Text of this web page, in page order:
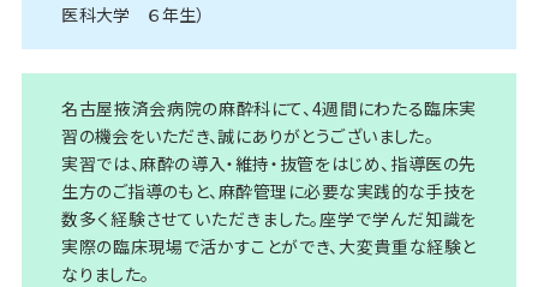
医科大学 ６年生）
名古屋掖済会病院の麻酔科にて、4週間にわたる臨床実
習の機会をいただき、誠にありがとうございました。
実習では、麻酔の導入・維持・抜管をはじめ、指導医の先
生方のご指導のもと、麻酔管理に必要な実践的な手技を
数多く経験させていただきました。座学で学んだ知識を
実際の臨床現場で活かすことができ、大変貴重な経験と
なりました。